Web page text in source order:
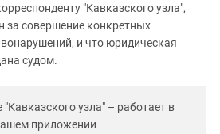
"Кавказского узла",
за совершение конкретных
и что юридическая
судом.
узла" – работает в
приложении